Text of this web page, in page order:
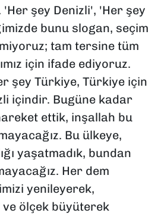
'Her şey Denizli', 'Her şey
bunu slogan, seçim
tam tersine tüm
için ifade ediyoruz.
şey Türkiye, Türkiye için
içindir. Bugüne kadar
ettik, inşallah bu
Bu ülkeye,
yaşatmadık, bundan
Her dem
yenileyerek,
ölçek büyüterek